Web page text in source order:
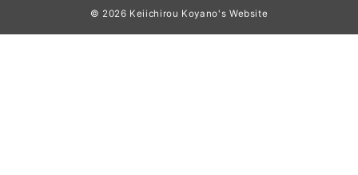
© 2026 Keiichirou Koyano's Website